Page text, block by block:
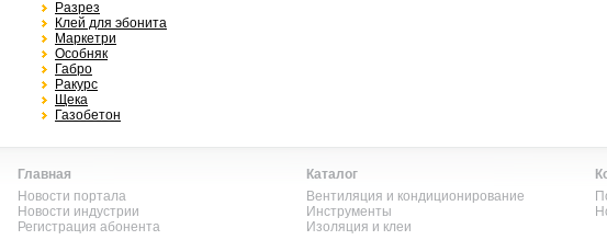
Разрез
Клей для эбонита
Маркетри
Особняк
Габро
Ракурс
Щека
Газобетон
Главная
Новости портала
Новости индустрии
Регистрация абонента
Каталог
Вентиляция и кондиционирование
Инструменты
Изоляция и клеи